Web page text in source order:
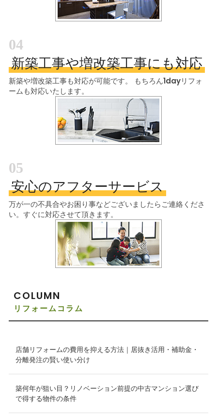
04
新築工事や増改築工事にも対応
新築や増改築工事も対応が可能です。
もちろん1dayリフォ
ームも対応いたします。
05
安心のアフターサービス
万が一の不具合やお困り事などございましたらご連絡くださ
い。すぐに対応させて頂きます。
COLUMN
リフォームコラム
店舗リフォームの費用を抑える方法｜居抜き活用・補助金・
分離発注の賢い使い分け
築何年が狙い目？リノベーション前提の中古マンション選び
で得する物件の条件